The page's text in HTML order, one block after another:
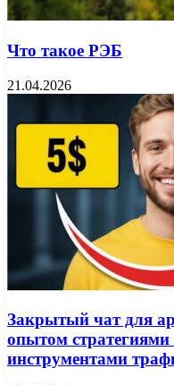
Что такое РЭБ
21.04.2026
Закрытый чат для
опытом
инструментами